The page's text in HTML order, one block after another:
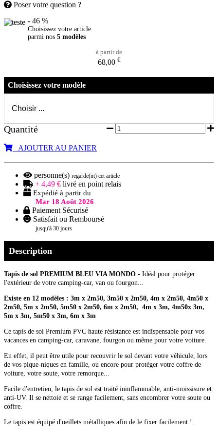
Poser votre question ?
- 46 %
Choisissez votre article
parmi nos 5 modèles
à partir de
68,00 €
Choisissez votre modèle
Quantité
AJOUTER AU PANIER
personne(s) regarde(nt) cet article
+ 4,49 € livré en point relais
Expédié à partir du
Mar 18 Août 2026
Paiement Sécurisé
Satisfait ou Remboursé
jusqu'à 30 jours
Description
Tapis de sol PREMIUM BLEU VIA MONDO - Idéal pour protéger
l'extérieur de votre camping-car, van ou fourgon...
Existe en 12 modèles : 3m x 2m50, 3m50 x 2m50, 4m x 2m50, 4m50 x
2m50, 5m x 2m50, 5m50 x 2m50, 6m x 2m50, 4m x 3m, 4m50x 3m,
5m x 3m, 5m50 x 3m, 6m x 3m
Ce tapis de sol Premium PVC haute résistance est indispensable pour vos
vacances en camping-car, caravane, fourgon ou même pour votre voiture.
En effet, il peut être utile pour recouvrir le sol devant votre véhicule, lors
de vos pique-niques en famille, ou encore pour protéger votre coffre de
voiture, votre soute, votre remorque...
Facile d'entretien, le tapis de sol est traité ininflammable, anti-moissisure et
anti-UV. Il se nettoie et se range facilement, sans encombrer votre soute ou
coffre.
Le tapis est équipé d'oeillets métalliques afin de le fixer facilement !